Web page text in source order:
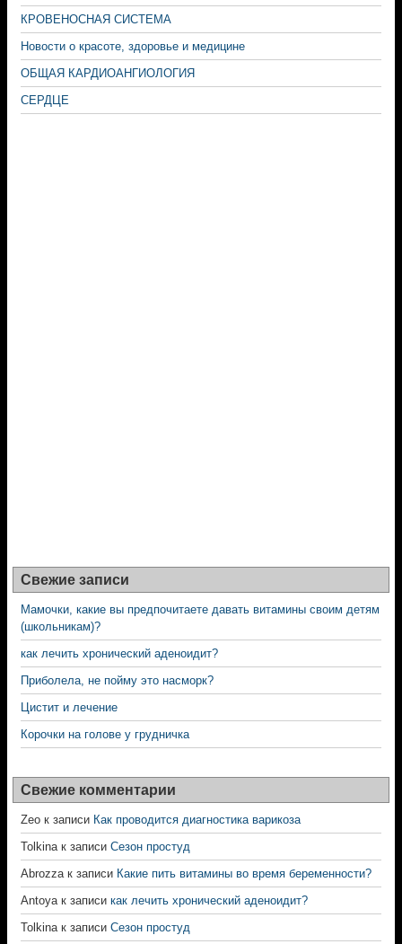
КРОВЕНОСНАЯ СИСТЕМА
Новости о красоте, здоровье и медицине
ОБЩАЯ КАРДИОАНГИОЛОГИЯ
СЕРДЦЕ
Свежие записи
Мамочки, какие вы предпочитаете давать витамины своим детям
(школьникам)?
как лечить хронический аденоидит?
Приболела, не пойму это насморк?
Цистит и лечение
Корочки на голове у грудничка
Свежие комментарии
Zeo к записи Как проводится диагностика варикоза
Tolkinaк записи Сезон простуд
Abrozzaк записи Какие пить витамины во время беременности?
Antoyaк записи как лечить хронический аденоидит?
Tolkinaк записи Сезон простуд